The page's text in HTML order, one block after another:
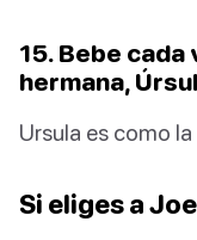
15. Bebe cada
hermana,
Ursula es como
Si eliges a